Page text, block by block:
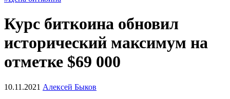
Курс биткоина обновил
исторический максимум на
отметке $69 000
10.11.2021 Алексей Быков